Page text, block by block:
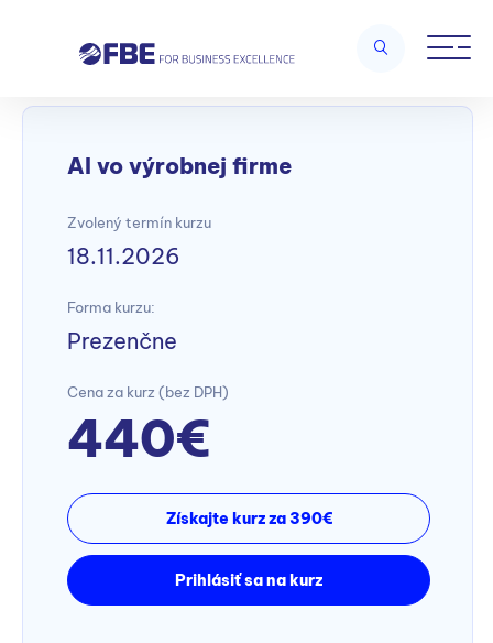
AI – Business Applications/AI vo výrobnej firme
AI vo výrobnej firme
Zvolený termín kurzu
18.11.2026
Forma kurzu:
Prezenčne
Cena za kurz (bez DPH)
440€
Získajte kurz za 390€
Prihlásiť sa na kurz